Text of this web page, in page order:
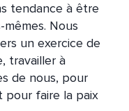
tendance à être
Nous
un exercice de
travailler à
de nous, pour
pour faire la paix